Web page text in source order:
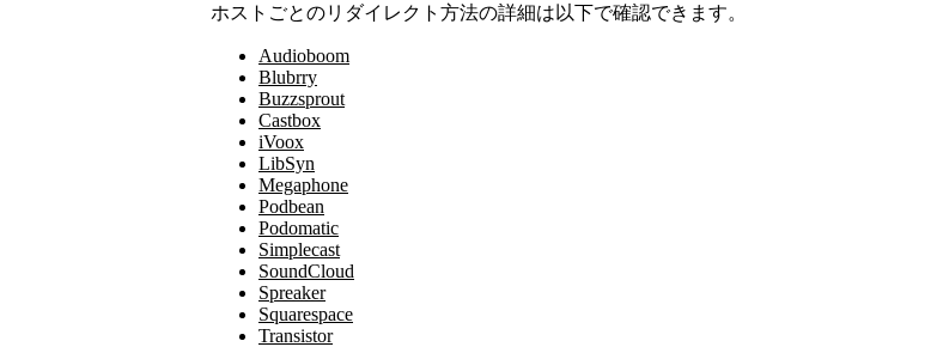
ホストごとのリダイレクト方法の詳細は以下で確認できます。
Audioboom
Blubrry
Buzzsprout
Castbox
iVoox
LibSyn
Megaphone
Podbean
Podomatic
Simplecast
SoundCloud
Spreaker
Squarespace
Transistor